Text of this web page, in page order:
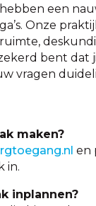
hebben een
Onze
bent dat
vragen
maken?
en
in.
inplannen?